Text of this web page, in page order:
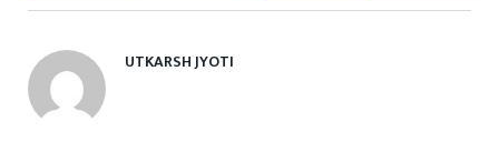
UTKARSH JYOTI